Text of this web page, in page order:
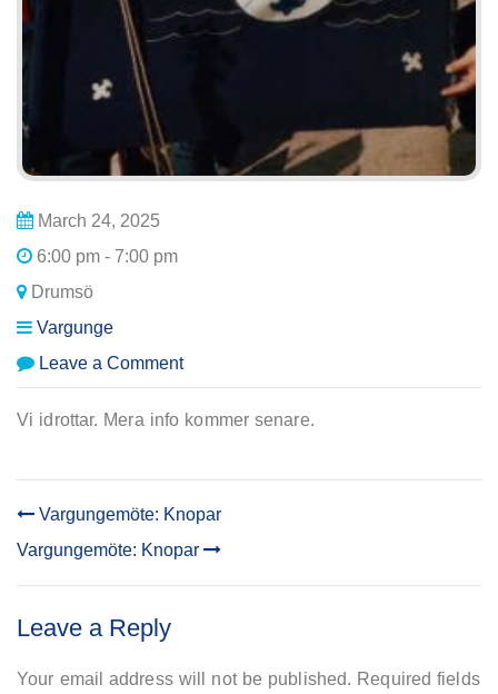
March 24, 2025
6:00 pm - 7:00 pm
Drumsö
Vargunge
Leave a Commenton
Vargungemöte:
Idrottaren
Vi idrottar. Mera info kommer senare.
POST
NAVIGATION
Vargungemöte: Knopar
Vargungemöte: Knopar
Leave a Reply
Your email address will not be published. Required fields